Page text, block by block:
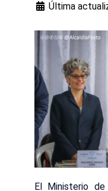
Última
El Ministerio